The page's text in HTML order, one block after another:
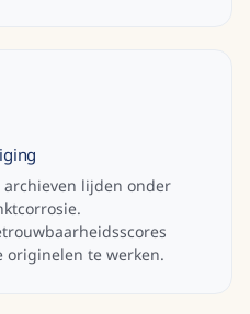
lijden onder
originelen te werken.